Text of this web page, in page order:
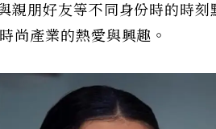
親朋好友等不同身份時的時刻
尚產業的熱愛與興趣。